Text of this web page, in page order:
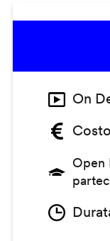
On
Costo
Open